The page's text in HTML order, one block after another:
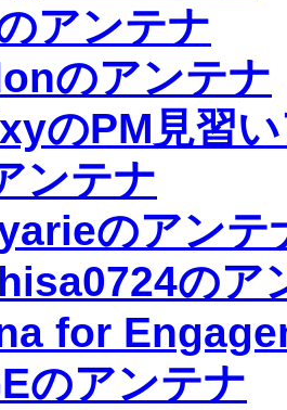
アンテナ
のアンテナ
のPM見習
ンテナ
のアンテ
のア
for
のアンテナ